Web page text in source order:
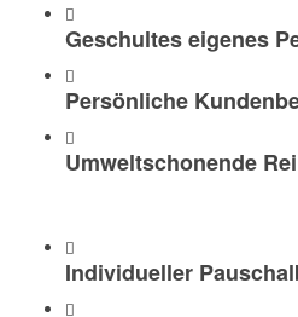
Geschultes eigenes
Persönliche
Umweltschonende
Individueller